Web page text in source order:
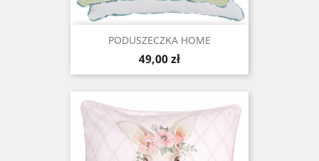
PODUSZECZKA HOME
Cena
49,00 zł